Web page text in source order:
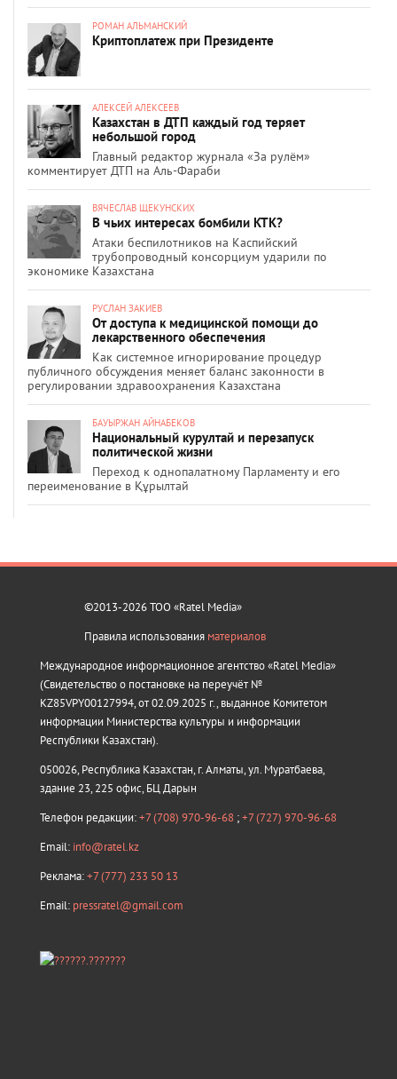
РОМАН АЛЬМАНСКИЙ
Криптоплатеж при Президенте
АЛЕКСЕЙ АЛЕКСЕЕВ
Казахстан в ДТП каждый год теряет
небольшой город
Главный редактор журнала «За рулём»
комментирует ДТП на Аль-Фараби
ВЯЧЕСЛАВ ЩЕКУНСКИХ
В чьих интересах бомбили КТК?
Атаки беспилотников на Каспийский
трубопроводный консорциум ударили по
экономике Казахстана
РУСЛАН ЗАКИЕВ
От доступа к медицинской помощи до
лекарственного обеспечения
Как системное игнорирование процедур
публичного обсуждения меняет баланс законности в
регулировании здравоохранения Казахстана
БАУЫРЖАН АЙНАБЕКОВ
Национальный курултай и перезапуск
политической жизни
Переход к однопалатному Парламенту и его
переименование в Құрылтай
©2013-2026 ТОО «Ratel Media»
Правила использования материалов
Международное информационное агентство «Ratel Media»
(Свидетельство о постановке на переучёт №
KZ85VPY00127994, от 02.09.2025 г., выданное Комитетом
информации Министерства культуры и информации
Республики Казахстан).
050026, Республика Казахстан, г. Алматы, ул. Муратбаева,
здание 23, 225 офис, БЦ Дарын
Телефон редакции:+7 (708) 970-96-68 ;+7 (727) 970-96-68
Email: info@ratel.kz
Реклама:+7 (777) 233 50 13
Email: pressratel@gmail.com